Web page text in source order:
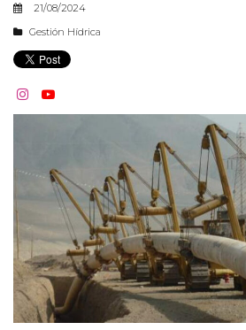
21/08/2024
Gestión Hídrica
 